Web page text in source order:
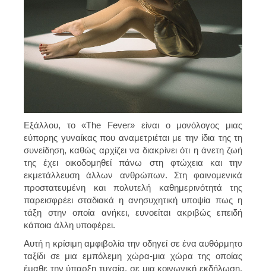
Εξάλλου, το «The Fever» είναι ο μονόλογος μιας
εύπορης γυναίκας που αναμετριέται με την ίδια της τη
συνείδηση, καθώς αρχίζει να διακρίνει ότι η άνετη ζωή
της έχει οικοδομηθεί πάνω στη φτώχεια και την
εκμετάλλευση άλλων ανθρώπων. Στη φαινομενικά
προστατευμένη και πολυτελή καθημερινότητά της
παρεισφρέει σταδιακά η ανησυχητική υποψία πως η
τάξη στην οποία ανήκει, ευνοείται ακριβώς επειδή
κάποια άλλη υποφέρει.
Αυτή η κρίσιμη αμφιβολία την οδηγεί σε ένα αυθόρμητο
ταξίδι σε μια εμπόλεμη χώρα-μια χώρα της οποίας
έμαθε την ύπαρξη τυχαία, σε μια κοινωνική εκδήλωση.